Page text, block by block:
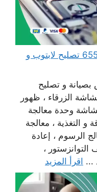
مهندس كمبيوتر الضباعية 65511033 تصليح لابتوب و
بصيانة و تصليح
الزرقاء ، ظهور
وحدة معالجة
التغذية ، معالجة
الرسوم ، إعادة
،
... اقرأ المزيد